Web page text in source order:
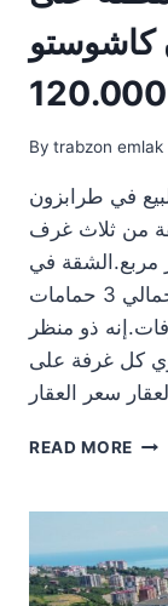
كاشوستو
By trabzon emlak
في طرابزون
من ثلاث غرف
معيشة.مساحة الشقة 175 متر مربع.الشقة في
الطابق الرابع من المبنى.يحتوي على إجمالي 3 حمامات
ذو منظر
كل غرفة على
READ MORE شقة
على
للبيع